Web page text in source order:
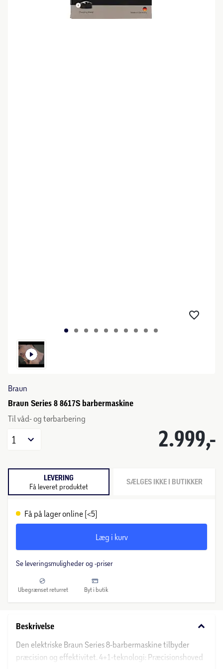
Braun
Braun Series 8 8617S barbermaskine
Til våd- og tørbarbering
2.999,-
1
LEVERING
Få leveret produktet SÆLGES IKKE I BUTIKKER
Få på lager online (<5)
Læg i kurv
Se leveringsmuligheder og -priser
Ubegrænset returret Byt i butik
Beskrivelse keyboard_arrow_down
Den elektriske Braun Series 8-barbermaskine tilbyder
præcision og effektivitet. 4+1-teknologi: Præcisionshoved